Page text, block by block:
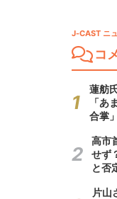
J-CAST ニ
コ
蓮舫
「
合掌
高市
せず
と否
片山